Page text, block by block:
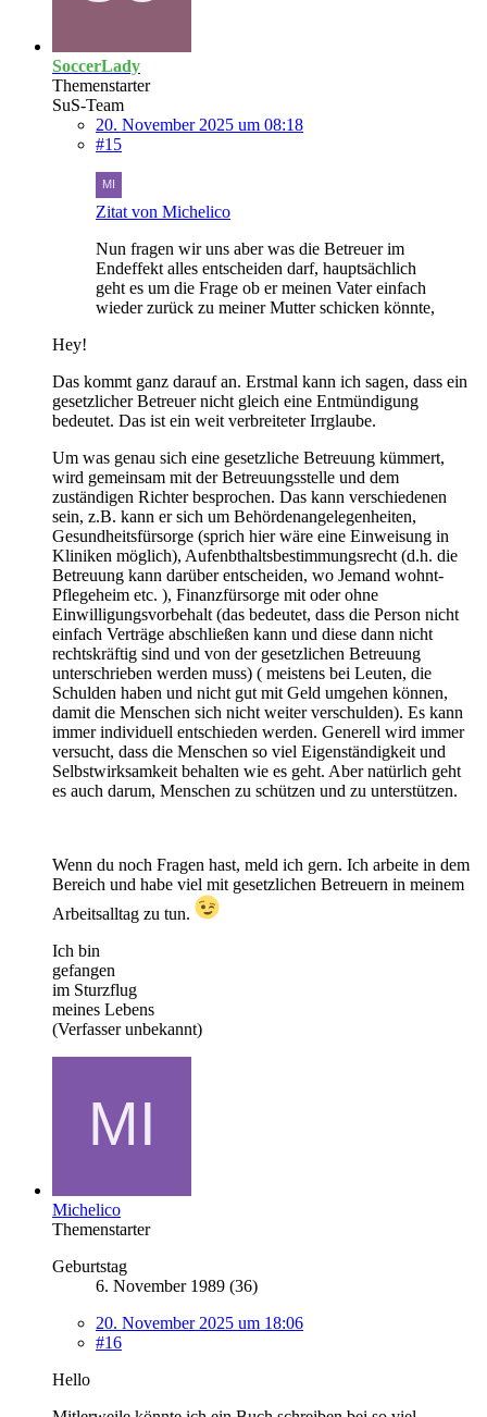
SoccerLady
Themenstarter
SuS-Team
20. November 2025 um 08:18
#15
Zitat von Michelico
Nun fragen wir uns aber was die Betreuer im
Endeffekt alles entscheiden darf, hauptsächlich
geht es um die Frage ob er meinen Vater einfach
wieder zurück zu meiner Mutter schicken könnte,
Hey!
Das kommt ganz darauf an. Erstmal kann ich sagen, dass ein
gesetzlicher Betreuer nicht gleich eine Entmündigung
bedeutet. Das ist ein weit verbreiteter Irrglaube.
Um was genau sich eine gesetzliche Betreuung kümmert,
wird gemeinsam mit der Betreuungsstelle und dem
zuständigen Richter besprochen. Das kann verschiedenen
sein, z.B. kann er sich um Behördenangelegenheiten,
Gesundheitsfürsorge (sprich hier wäre eine Einweisung in
Kliniken möglich), Aufenbthaltsbestimmungsrecht (d.h. die
Betreuung kann darüber entscheiden, wo Jemand wohnt-
Pflegeheim etc. ), Finanzfürsorge mit oder ohne
Einwilligungsvorbehalt (das bedeutet, dass die Person nicht
einfach Verträge abschließen kann und diese dann nicht
rechtskräftig sind und von der gesetzlichen Betreuung
unterschrieben werden muss) ( meistens bei Leuten, die
Schulden haben und nicht gut mit Geld umgehen können,
damit die Menschen sich nicht weiter verschulden). Es kann
immer individuell entschieden werden. Generell wird immer
versucht, dass die Menschen so viel Eigenständigkeit und
Selbstwirksamkeit behalten wie es geht. Aber natürlich geht
es auch darum, Menschen zu schützen und zu unterstützen.
Wenn du noch Fragen hast, meld ich gern. Ich arbeite in dem
Bereich und habe viel mit gesetzlichen Betreuern in meinem
Arbeitsalltag zu tun.
Ich bin
gefangen
im Sturzflug
meines Lebens
(Verfasser unbekannt)
Michelico
Themenstarter
Geburtstag
6. November 1989 (36)
20. November 2025 um 18:06
#16
Hello